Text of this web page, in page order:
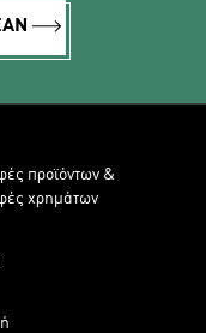
προϊόντων &
χρημάτων